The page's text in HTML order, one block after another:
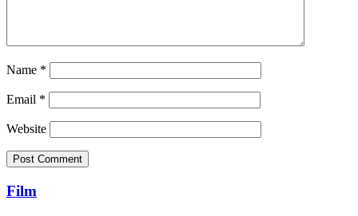
Name *
Email *
Website
Film